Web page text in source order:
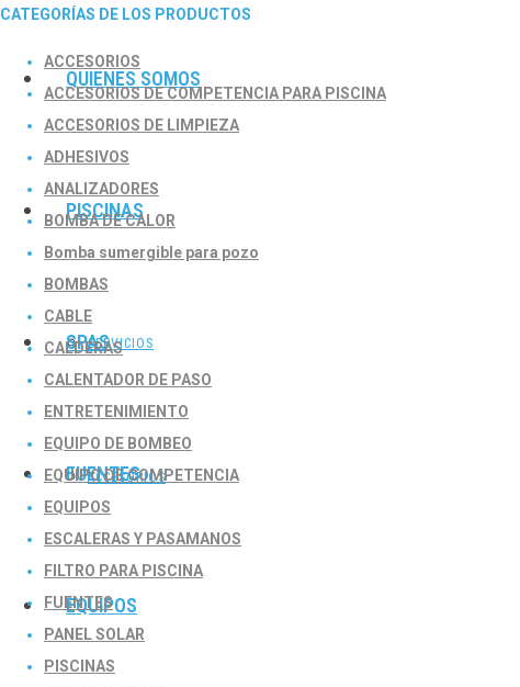
QUIENES SOMOS
PISCINAS
SERVICIOS
ACCESORIOS
SPAS
FUENTES
EQUIPOS
CATEGORÍAS DE LOS PRODUCTOS
ACCESORIOS
ACCESORIOS DE COMPETENCIA PARA PISCINA
ACCESORIOS DE LIMPIEZA
ADHESIVOS
ANALIZADORES
BOMBA DE CALOR
Bomba sumergible para pozo
BOMBAS
CABLE
CALDERAS
CALENTADOR DE PASO
ENTRETENIMIENTO
EQUIPO DE BOMBEO
EQUIPO DE COMPETENCIA
EQUIPOS
ESCALERAS Y PASAMANOS
FILTRO PARA PISCINA
FUENTES
PANEL SOLAR
PISCINAS